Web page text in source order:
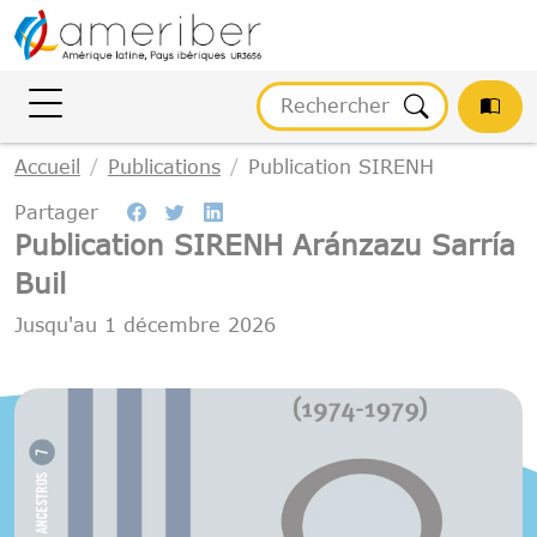
Accueil Publications Publication SIRENH
Partager
Publication SIRENH Aránzazu Sarría
Buil
Jusqu'au 1 décembre 2026
Gestion des cookies